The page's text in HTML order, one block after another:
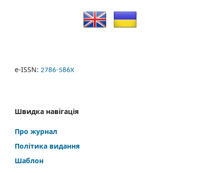
e-ISSN: 2786-586X
Швидка навігація
Про журнал
Політика видання
Шаблон